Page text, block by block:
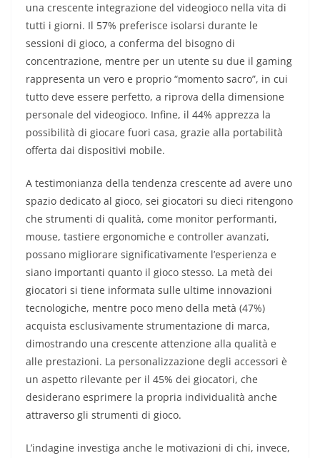
una crescente integrazione del videogioco nella vita di
tutti i giorni. Il 57% preferisce isolarsi durante le
sessioni di gioco, a conferma del bisogno di
concentrazione, mentre per un utente su due il gaming
rappresenta un vero e proprio “momento sacro”, in cui
tutto deve essere perfetto, a riprova della dimensione
personale del videogioco. Infine, il 44% apprezza la
possibilità di giocare fuori casa, grazie alla portabilità
offerta dai dispositivi mobile.
A testimonianza della tendenza crescente ad avere uno
spazio dedicato al gioco, sei giocatori su dieci ritengono
che strumenti di qualità, come monitor performanti,
mouse, tastiere ergonomiche e controller avanzati,
possano migliorare significativamente l’esperienza e
siano importanti quanto il gioco stesso. La metà dei
giocatori si tiene informata sulle ultime innovazioni
tecnologiche, mentre poco meno della metà (47%)
acquista esclusivamente strumentazione di marca,
dimostrando una crescente attenzione alla qualità e
alle prestazioni. La personalizzazione degli accessori è
un aspetto rilevante per il 45% dei giocatori, che
desiderano esprimere la propria individualità anche
attraverso gli strumenti di gioco.
L’indagine investiga anche le motivazioni di chi, invece,